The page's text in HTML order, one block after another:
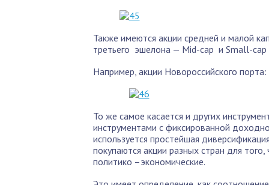
Также имеются акции средней и малой
третьего эшелона — Mid-cap и Small-cap
Например, акции Новороссийского порта:
То же самое касается и других
инструментами с фиксированной
используется простейшая
покупаются акции разных стран для
политико –экономические.